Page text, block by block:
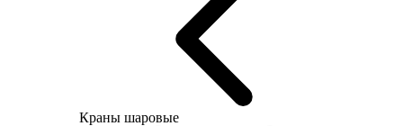
Краны шаровые